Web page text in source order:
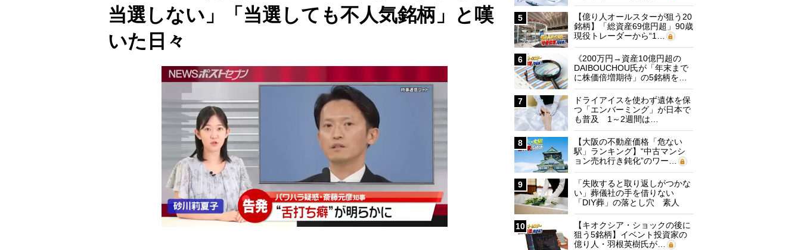
当選しない」「当選しても不人気銘柄」と嘆
いた日々
5
【億り人オールスターが狙う20
銘柄】「総資産69億円超」90歳
現役トレーダーから“1…
6
《200万円→資産10億円超の
DAIBOUCHOU氏が「年末まで
に株価倍増期待」の5銘柄を…
7
ドライアイスを使わず遺体を保
つ「エンバーミング」が日本で
も普及 1～2週間は…
8
【大阪の不動産価格「危ない
駅」ランキング】“中古マンシ
ョン売れ行き鈍化”のワー…
9
「失敗すると取り返しがつかな
い」葬儀社の手を借りない
「DIY葬」の落とし穴 素人
に…
10
【キオクシア・ショックの後に
狙う5銘柄】イベント投資家の
億り人・羽根英樹氏が…